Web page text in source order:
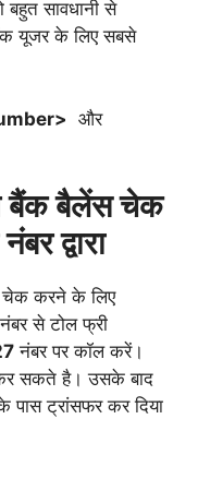
सावधानी से
बैंक यूजर के लिए सबसे
और
बैंक बैलेंस चेक
द्वारा
चेक करने के लिए
से टोल फ्री
नंबर पर कॉल करें।
सकते है। उसके बाद
पास ट्रांसफर कर दिया